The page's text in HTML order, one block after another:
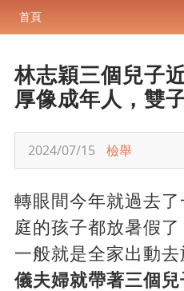
首頁
林志穎三個兒子
厚像成年人，雙
2024/07/15 檢舉
轉眼間今年就過去
庭的孩子都放暑假
一般就是全家出動
儀夫婦就帶著三個